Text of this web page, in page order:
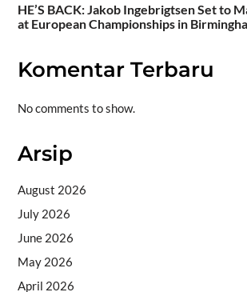
HE’S BACK: Jakob Ingebrigtsen Set to
at European Championships in
Komentar Terbaru
No comments to show.
Arsip
August 2026
July 2026
June 2026
May 2026
April 2026